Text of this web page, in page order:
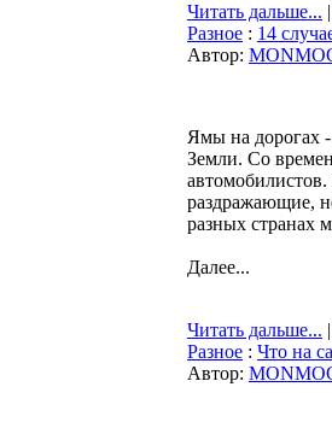
Читать дальше...
Разное : 14
Автор:
Ямы на дорогах
Земли. Со
раздражающие,
разных странах
Далее...
Читать дальше...
Разное : Что на
Автор: